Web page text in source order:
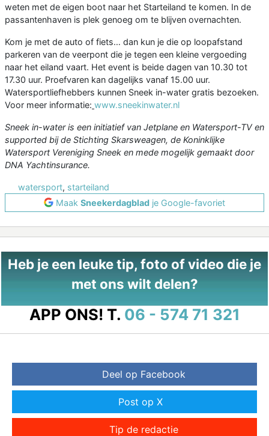
weten met de eigen boot naar het Starteiland te komen. In de
passantenhaven is plek genoeg om te blijven overnachten.
Kom je met de auto of fiets… dan kun je die op loopafstand
parkeren van de veerpont die je tegen een kleine vergoeding
naar het eiland vaart. Het event is beide dagen van 10.30 tot
17.30 uur. Proefvaren kan dagelijks vanaf 15.00 uur.
Watersportliefhebbers kunnen Sneek in-water gratis bezoeken.
Voor meer informatie: www.sneekinwater.nl
Sneek in-water is een initiatief van Jetplane en Watersport-TV en
supported bij de Stichting Skarsweagen, de Koninklijke
Watersport Vereniging Sneek en mede mogelijk gemaakt door
DNA Yachtinsurance.
watersport, starteiland
Maak Sneekerdagblad je Google-favoriet
Heb je een leuke tip, foto of video die je
met ons wilt delen?
APP ONS! T. 06 - 574 71 321
Deel op Facebook
Post op X
Tip de redactie